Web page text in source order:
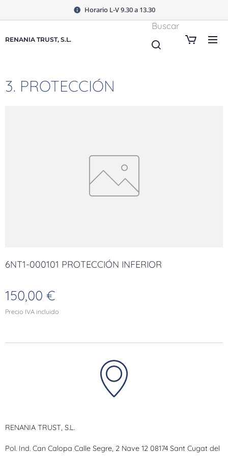
Horario L-V 9.30 a 13.30
RENANIA TRUST, S.L.
Buscar
3. PROTECCIÓN
6NT1-000101 PROTECCIÓN INFERIOR
150,00 €
Precio IVA incluido
RENANIA TRUST, S.L.
Pol. Ind. Can Calopa Calle Segre, 2 Nave 12 08174 Sant Cugat del